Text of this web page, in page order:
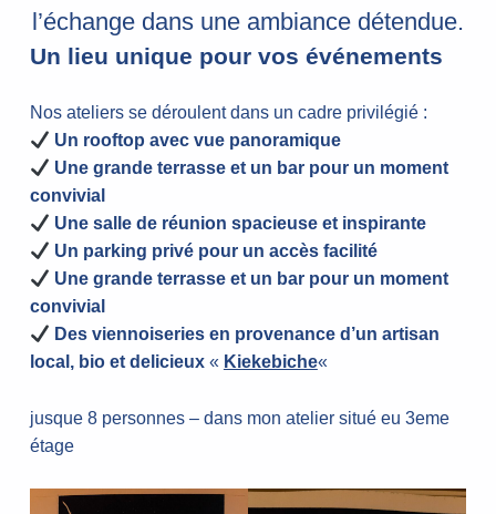
l’échange dans une ambiance détendue.
Un lieu unique pour vos événements
Nos ateliers se déroulent dans un cadre privilégié :
Un rooftop avec vue panoramique
Une grande terrasse et un bar pour un moment
convivial
Une salle de réunion spacieuse et inspirante
Un parking privé pour un accès facilité
Une grande terrasse et un bar pour un moment
convivial
Des viennoiseries en provenance d’un artisan
local, bio et delicieux« Kiekebiche«
jusque 8 personnes – dans mon atelier situé eu 3eme
étage